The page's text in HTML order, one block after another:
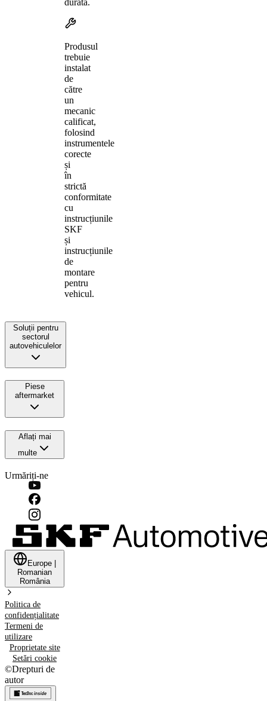
Produsul
trebuie
instalat
de
către
un
mecanic
calificat,
folosind
instrumentele
corecte
și
în
strictă
conformitate
cu
instrucțiunile
SKF
și
instrucțiunile
de
montare
pentru
vehicul.
Soluții pentru
sectorul
autovehiculelor
Piese
aftermarket
Aflați mai
multe
Urmăriți-ne
Europe
Romanian
România
Politica de
confidențialitate
Termeni de
utilizare
Proprietate site
Setări cookie
©Drepturi de
autor